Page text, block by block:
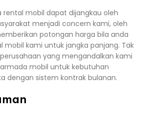
rental mobil dapat dijangkau oleh
menjadi concern kami, oleh
potongan harga bila anda
mobil kami untuk jangka panjang. Tak
yang mengandalkan kami
mobil untuk kebutuhan
dengan sistem kontrak bulanan.